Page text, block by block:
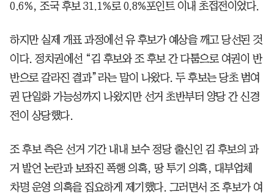
0.6%, 조국 후보 31.1%로 0.8%포인트 이내 초접전이었다.
하지만 실제 개표 과정에선 유 후보가 예상을 깨고 당선된 것
이다. 정치권에선 “김 후보와 조 후보 간 다툼으로 여권이 반
반으로 갈라진 결과”라는 말이 나왔다. 두 후보는 당초 범여
권 단일화 가능성까지 나왔지만 선거 초반부터 양당 간 신경
전이 상당했다.
조 후보 측은 선거 기간 내내 보수 정당 출신인 김 후보의 과
거 발언 논란과 보좌진 폭행 의혹, 땅 투기 의혹, 대부업체
차명 운영 의혹을 집요하게 제기했다. 그러면서 조 후보가 여